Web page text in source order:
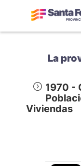
La
1970 -
Viviendas